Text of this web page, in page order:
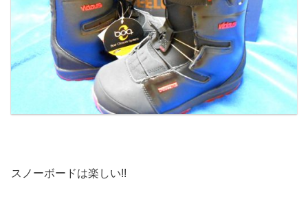
スノーボードは楽しい!!